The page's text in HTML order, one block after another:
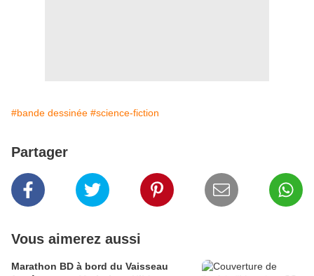
#bande dessinée #science-fiction
Partager
Vous aimerez aussi
Marathon BD à bord du Vaisseau